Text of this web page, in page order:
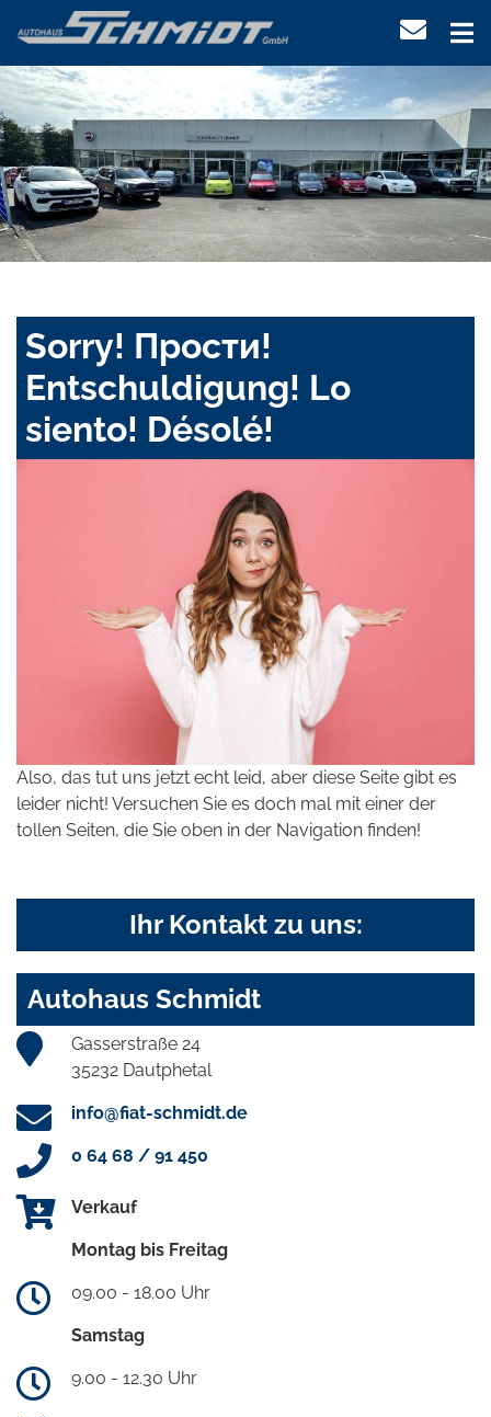
Sorry! Прости!
Entschuldigung! Lo
siento! Désolé!
Also, das tut uns jetzt echt leid, aber diese Seite gibt es
leider nicht! Versuchen Sie es doch mal mit einer der
tollen Seiten, die Sie oben in der Navigation finden!
Ihr Kontakt zu uns:
Autohaus Schmidt
Gasserstraße 24
35232 Dautphetal
info@fiat-schmidt.de
0 64 68 / 91 450
Verkauf
Montag bis Freitag
09.00 - 18.00 Uhr
Samstag
9.00 - 12.30 Uhr